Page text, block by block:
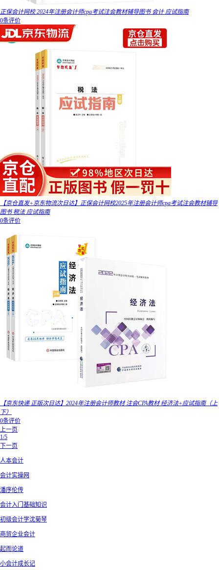
正保会计网校 2024年注册会计师cpa考试注会教材辅导图书 会计 应试指南
0条评价
【京仓直发+京东物流次日达】正保会计网校2025年注册会计师cpa考试注会教材辅导
图书 税法 应试指南
0条评价
【京东快递 正版次日达】2024年注册会计师教材 注会CPA教材 经济法+应试指南（上
下）
0条评价
上一页
1/5
下一页
人本会计
会计实操网
潘序伦传
会计入门基础知识
初级会计学沈菊琴
商贸企业会计
起而论道
小会计成长记